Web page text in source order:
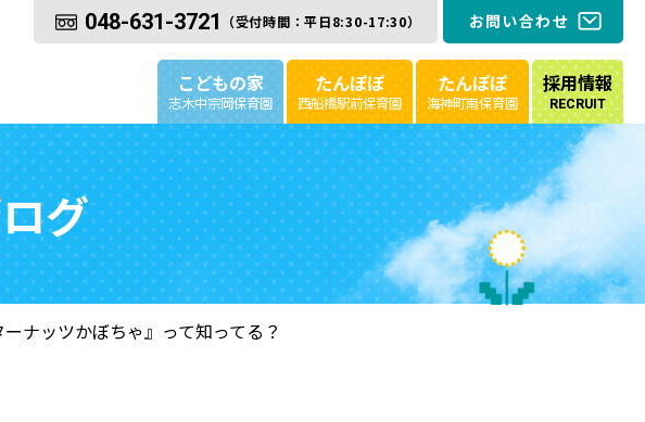
048-631-3721 （受付時間：平日8:30-17:30） お問い合わせ
こどもの家
志木中宗岡保育園
たんぽぽ
西船橋駅前保育園
たんぽぽ
海神町南保育園
採用情報
RECRUIT
グ
ーナッツかぼちゃ』って知ってる？